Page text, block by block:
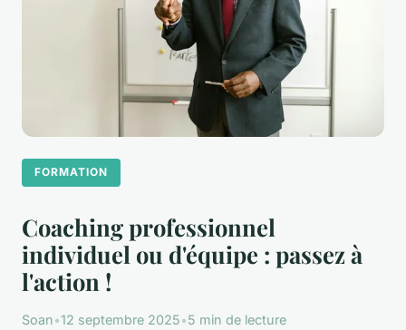
FORMATION
Coaching professionnel
individuel ou d'équipe : passez à
l'action !
Soan•12 septembre 2025•5 min de lecture